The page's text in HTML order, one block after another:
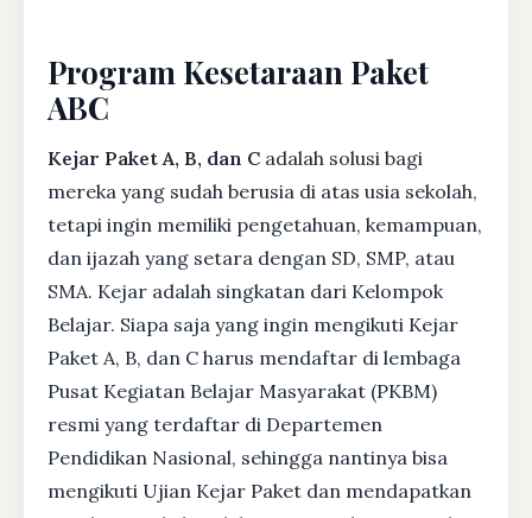
Program Kesetaraan Paket
ABC
Kejar Paket A, B, dan C adalah solusi bagi
mereka yang sudah berusia di atas usia sekolah,
tetapi ingin memiliki pengetahuan, kemampuan,
dan ijazah yang setara dengan SD, SMP, atau
SMA. Kejar adalah singkatan dari Kelompok
Belajar. Siapa saja yang ingin mengikuti Kejar
Paket A, B, dan C harus mendaftar di lembaga
Pusat Kegiatan Belajar Masyarakat (PKBM)
resmi yang terdaftar di Departemen
Pendidikan Nasional, sehingga nantinya bisa
mengikuti Ujian Kejar Paket dan mendapatkan